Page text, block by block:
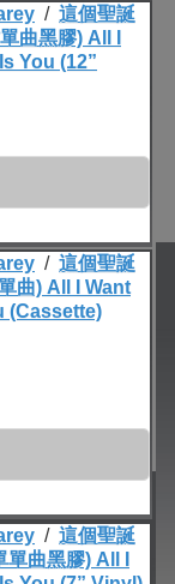
/ 這個聖誕
曲黑膠) All I
You (12”
/ 這個聖誕
曲) All I Want
(Cassette)
/ 這個聖誕
曲黑膠) All I